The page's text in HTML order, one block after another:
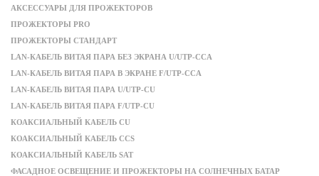
АКСЕССУАРЫ ДЛЯ ПРОЖЕКТОРОВ
ПРОЖЕКТОРЫ PRO
ПРОЖЕКТОРЫ СТАНДАРТ
LAN-КАБЕЛЬ ВИТАЯ ПАРА БЕЗ ЭКРАНА U/UTP-CCA
LAN-КАБЕЛЬ ВИТАЯ ПАРА В ЭКРАНЕ F/UTP-CCA
LAN-КАБЕЛЬ ВИТАЯ ПАРА U/UTP-CU
LAN-КАБЕЛЬ ВИТАЯ ПАРА F/UTP-CU
КОАКСИАЛЬНЫЙ КАБЕЛЬ CU
КОАКСИАЛЬНЫЙ КАБЕЛЬ CCS
КОАКСИАЛЬНЫЙ КАБЕЛЬ SAT
ФАСАДНОЕ ОСВЕЩЕНИЕ И ПРОЖЕКТОРЫ НА СОЛНЕЧНЫХ БАТАР